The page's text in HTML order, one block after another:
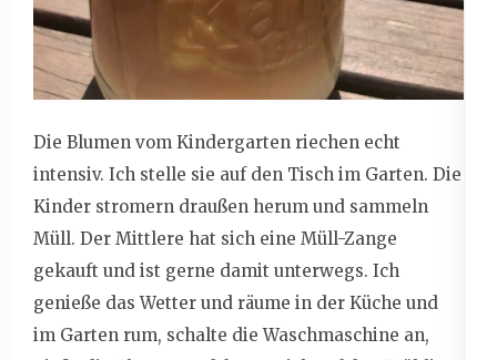
Die Blumen vom Kindergarten riechen echt
intensiv. Ich stelle sie auf den Tisch im Garten. Die
Kinder stromern draußen herum und sammeln
Müll. Der Mittlere hat sich eine Müll-Zange
gekauft und ist gerne damit unterwegs. Ich
genieße das Wetter und räume in der Küche und
im Garten rum, schalte die Waschmaschine an,